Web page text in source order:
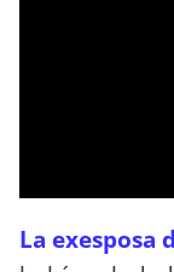
La exesposa